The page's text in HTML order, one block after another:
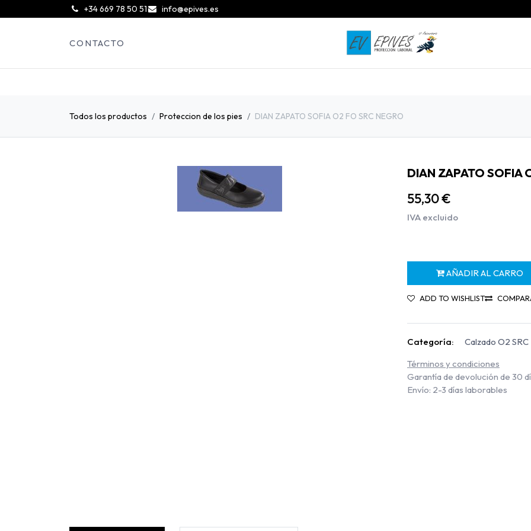
+34 669 78 50 51 info@epives.es
CONTACTO
Todos los productos Proteccion de los pies DIAN ZAPATO SOFIA O2 FO SRC NEGRO
DIAN ZAPATO SOFIA
55,30€
IVA excluido
AÑADIR AL CARRO
ADD TO WISHLIST
Categoría:
Calzado O2 SRC
Términos y condiciones
Garantía de devolución de 30
Envío: 2-3 días laborables